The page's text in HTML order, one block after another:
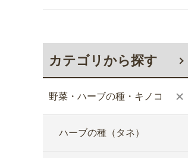
カテゴリから探す
野菜・ハーブの種・キノコ
ハーブの種（タネ）